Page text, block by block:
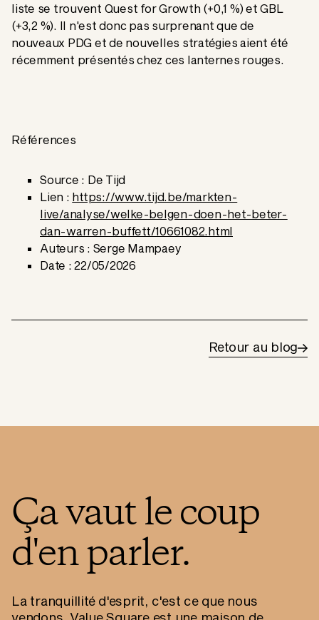
liste se trouvent Quest for Growth (+0,1 %) et GBL
(+3,2 %). Il n'est donc pas surprenant que de
nouveaux PDG et de nouvelles stratégies aient été
récemment présentés chez ces lanternes rouges.
Références
Source : De Tijd
Lien : https://www.tijd.be/markten-
live/analyse/welke-belgen-doen-het-beter-
dan-warren-buffett/10661082.html
Auteurs : Serge Mampaey
Date : 22/05/2026
Retour au blog
Ça vaut le coup
d'en parler.
La tranquillité d'esprit, c'est ce que nous